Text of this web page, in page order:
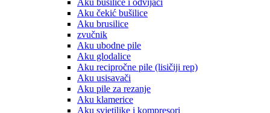
Aku bušilice i odvijači
Aku čekić bušilice
Aku brusilice
zvučnik
Aku ubodne pile
Aku glodalice
Aku recipročne pile (lisičiji rep)
Aku usisavači
Aku pile za rezanje
Aku klamerice
Aku svjetiljke i kompresori